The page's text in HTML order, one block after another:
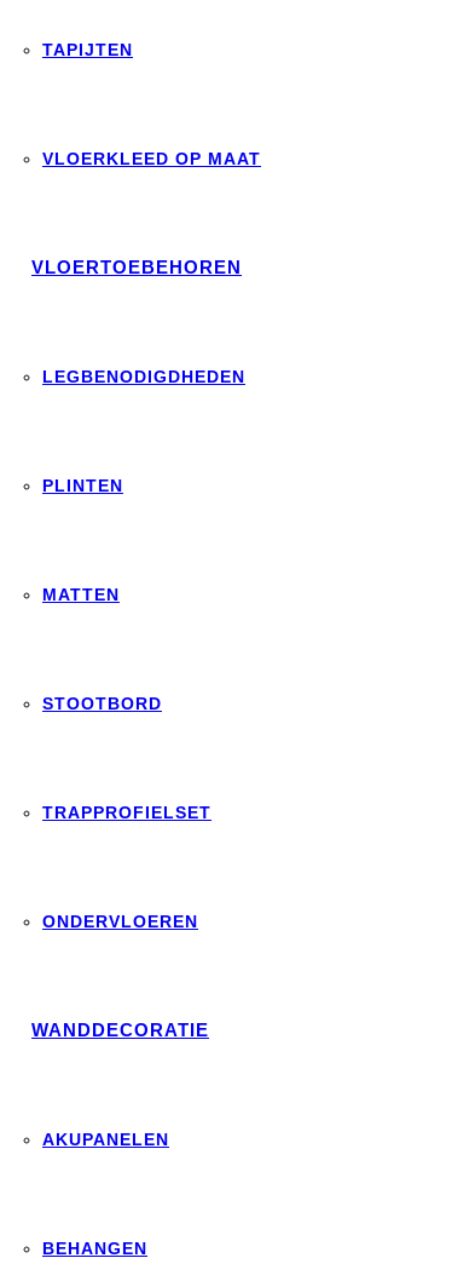
TAPIJTEN
VLOERKLEED OP MAAT
VLOERTOEBEHOREN
LEGBENODIGDHEDEN
PLINTEN
MATTEN
STOOTBORD
TRAPPROFIELSET
ONDERVLOEREN
WANDDECORATIE
AKUPANELEN
BEHANGEN